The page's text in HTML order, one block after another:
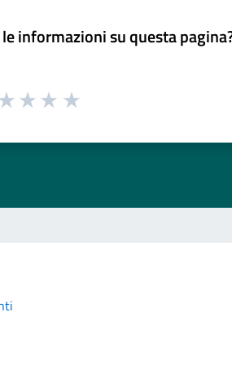
informazioni su questa